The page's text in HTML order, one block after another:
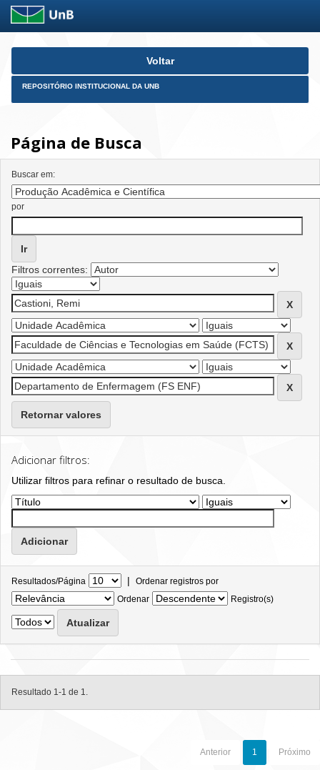
Skip
Voltar
REPOSITÓRIO INSTITUCIONAL DA UNB
Página de Busca
Buscar em:
por
Filtros correntes:
Retornar valores
Adicionar filtros:
Utilizar filtros para refinar o resultado de busca.
Resultados/Página | Ordenar registros por
Ordenar
Registro(s)
Resultado 1-1 de 1.
Anterior 1 Próximo